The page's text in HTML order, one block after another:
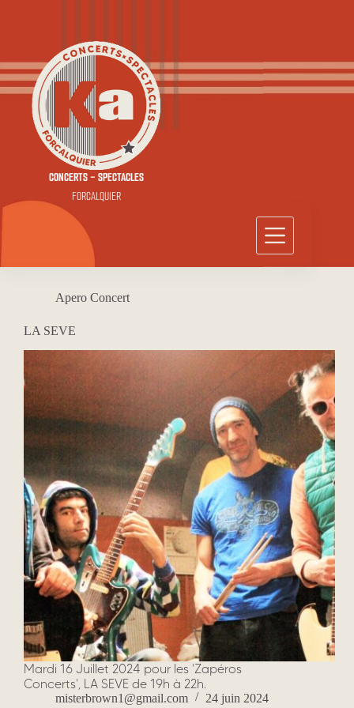
CONCERTS - SPECTACLES
FORCALQUIER
Apero Concert
LA SEVE
Mardi 16 Juillet 2024 pour les 'Zapéros
Concerts', LA SEVE de 19h à 22h.
misterbrown1@gmail.com 24 juin 2024